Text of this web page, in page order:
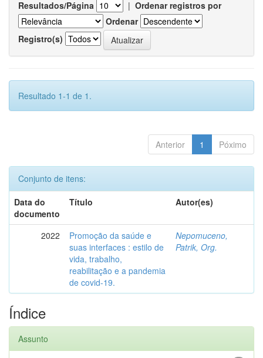
Resultados/Página | Ordenar registros por
Ordenar
Registro(s)
Resultado 1-1 de 1.
Anterior 1 Póximo
Conjunto de itens:
Data do
documento
Título Autor(es)
2022
Promoção da saúde e
suas interfaces : estilo de
vida, trabalho,
reabilitação e a pandemia
de covid-19.
Nepomuceno,
Patrik, Org.
Índice
Assunto